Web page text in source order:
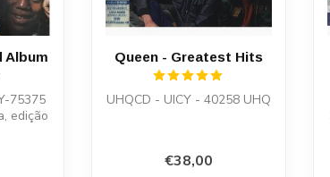
Album
75375
edição
Queen - Greatest Hits
UHQCD - UICY - 40258 UHQ
€38,00